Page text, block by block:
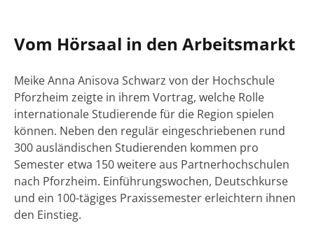
Vom Hörsaal in den Arbeitsmarkt
Meike Anna Anisova Schwarz von der Hochschule
Pforzheim zeigte in ihrem Vortrag, welche Rolle
internationale Studierende für die Region spielen
können. Neben den regulär eingeschriebenen rund
300 ausländischen Studierenden kommen pro
Semester etwa 150 weitere aus Partnerhochschulen
nach Pforzheim. Einführungswochen, Deutschkurse
und ein 100-tägiges Praxissemester erleichtern ihnen
den Einstieg.